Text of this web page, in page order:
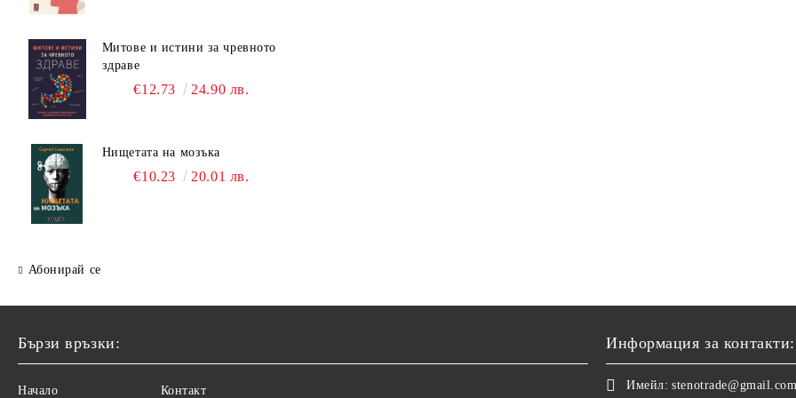
Митове и истини за чревното
здраве
€12.73 24.90 лв.
Нищетата на мозъка
€10.23 20.01 лв.
Абонирай се
Бързи връзки:
Начало Контакт
Информация за контакти:
Имейл: